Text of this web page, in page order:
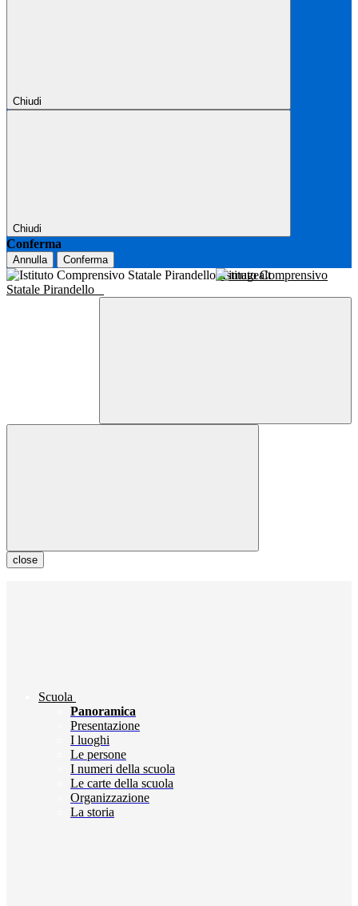
Chiudi
Chiudi
Conferma
Annulla Conferma
Istituto Comprensivo
Statale Pirandello
close
Scuola
Panoramica
Presentazione
I luoghi
Le persone
I numeri della scuola
Le carte della scuola
Organizzazione
La storia